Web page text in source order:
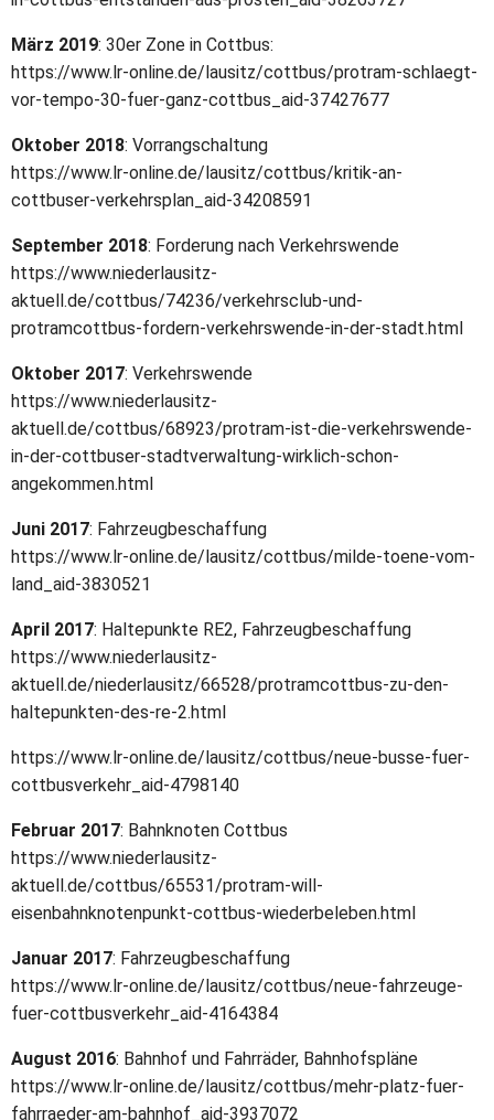
März 2019: 30er Zone in Cottbus:
https://www.lr-online.de/lausitz/cottbus/protram-schlaegt-
vor-tempo-30-fuer-ganz-cottbus_aid-37427677
Oktober 2018: Vorrangschaltung
https://www.lr-online.de/lausitz/cottbus/kritik-an-
cottbuser-verkehrsplan_aid-34208591
September 2018: Forderung nach Verkehrswende
https://www.niederlausitz-
aktuell.de/cottbus/74236/verkehrsclub-und-
protramcottbus-fordern-verkehrswende-in-der-stadt.html
Oktober 2017: Verkehrswende
https://www.niederlausitz-
aktuell.de/cottbus/68923/protram-ist-die-verkehrswende-
in-der-cottbuser-stadtverwaltung-wirklich-schon-
angekommen.html
Juni 2017: Fahrzeugbeschaffung
https://www.lr-online.de/lausitz/cottbus/milde-toene-vom-
land_aid-3830521
April 2017: Haltepunkte RE2, Fahrzeugbeschaffung
https://www.niederlausitz-
aktuell.de/niederlausitz/66528/protramcottbus-zu-den-
haltepunkten-des-re-2.html
https://www.lr-online.de/lausitz/cottbus/neue-busse-fuer-
cottbusverkehr_aid-4798140
Februar 2017: Bahnknoten Cottbus
https://www.niederlausitz-
aktuell.de/cottbus/65531/protram-will-
eisenbahnknotenpunkt-cottbus-wiederbeleben.html
Januar 2017: Fahrzeugbeschaffung
https://www.lr-online.de/lausitz/cottbus/neue-fahrzeuge-
fuer-cottbusverkehr_aid-4164384
August 2016: Bahnhof und Fahrräder, Bahnhofspläne
https://www.lr-online.de/lausitz/cottbus/mehr-platz-fuer-
fahrraeder-am-bahnhof_aid-3937072